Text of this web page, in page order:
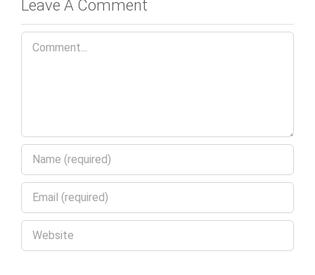
Leave A Comment
Comment